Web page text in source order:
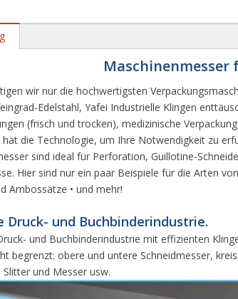
wir nur die hochwertigsten
Edelstahl, Yafei Industrielle Klingen
(frisch und trocken), medizinische
die Technologie, um Ihre Notwendigkeit zu
sind ideal für Perforation, Guillotine-
Hier sind nur ein paar Beispiele für die Arten
Ambossätze • und mehr!
Druck- und Buchbinderindustrie.
und Buchbinderindustrie mit effizienten
begrenzt: obere und untere Schneidmesser,
und Messer usw.